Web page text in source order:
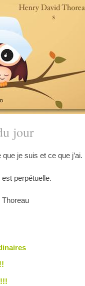
jour
je suis et ce que j’ai.
perpétuelle.